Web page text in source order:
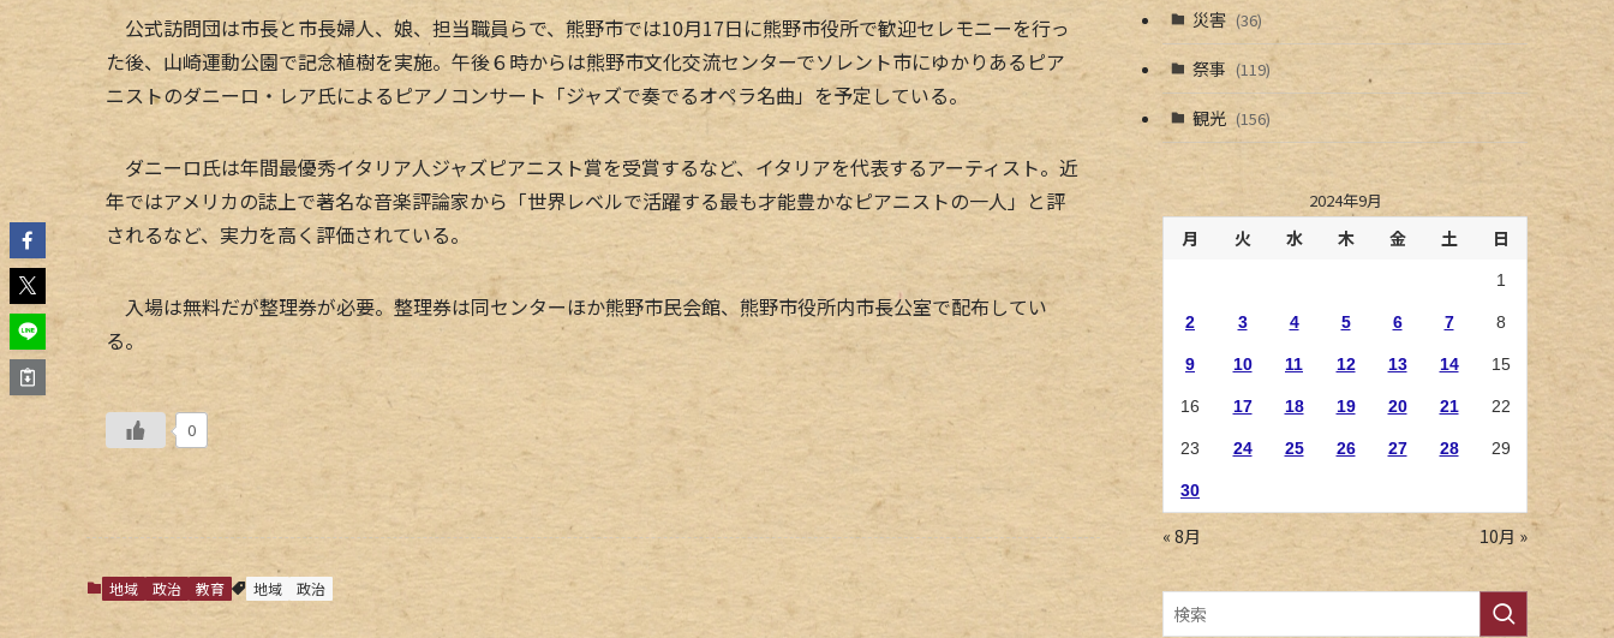
公式訪問団は市長と市長婦人、娘、担当職員らで、熊野市では10月17日に熊野市役所で歓迎セレモニーを行っ
た後、山崎運動公園で記念植樹を実施。午後６時からは熊野市文化交流センターでソレント市にゆかりあるピア
ニストのダニーロ・レア氏によるピアノコンサート「ジャズで奏でるオペラ名曲」を予定している。
ダニーロ氏は年間最優秀イタリア人ジャズピアニスト賞を受賞するなど、イタリアを代表するアーティスト。近
年ではアメリカの誌上で著名な音楽評論家から「世界レベルで活躍する最も才能豊かなピアニストの一人」と評
されるなど、実力を高く評価されている。
入場は無料だが整理券が必要。整理券は同センターほか熊野市民会館、熊野市役所内市長公室で配布してい
る。
0
地域 政治 教育 地域 政治
災害 (36)
祭事 (119)
観光 (156)
2024年9月
月 火 水 木 金 土 日
1
2 3 4 5 6 7 8
9 10 11 12 13 14 15
16 17 18 19 20 21 22
23 24 25 26 27 28 29
30
« 8月 10月 »